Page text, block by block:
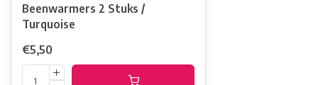
Beenwarmers 2 Stuks /
Turquoise
€5,50